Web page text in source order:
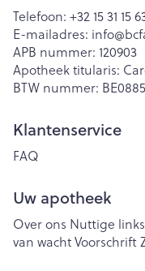
Telefoon: +32 15 31 15
E-mailadres: info@
APB nummer: 120903
Apotheek titularis:
BTW nummer:
Klantenservice
FAQ
Uw apotheek
Over ons Nuttige links
van wachtVoorschrift